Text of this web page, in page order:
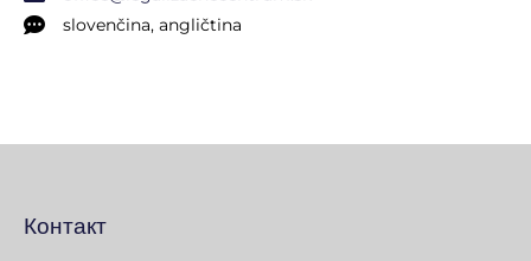
slovenčina, angličtina
Контакт